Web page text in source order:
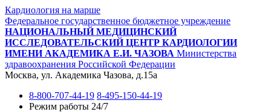
Кардиология на марше
Федеральное государственное бюджетное учреждение
НАЦИОНАЛЬНЫЙ МЕДИЦИНСКИЙ
ИССЛЕДОВАТЕЛЬСКИЙ ЦЕНТР КАРДИОЛОГИИ
ИМЕНИ АКАДЕМИКА Е.И. ЧАЗОВА Министерства
здравоохранения Российской Федерации
Москва, ул. Академика Чазова, д.15а
8-800-707-44-19 8-495-150-44-19
Режим работы 24/7